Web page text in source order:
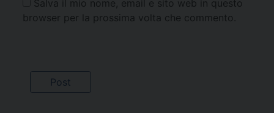
Salva il mio nome, email e sito web in questo
browser per la prossima volta che commento.